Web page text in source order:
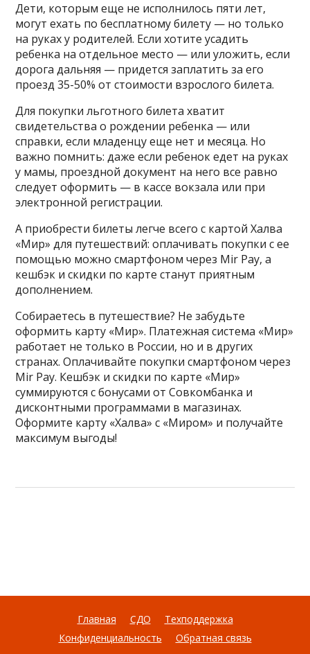
Дети, которым еще не исполнилось пяти лет,
могут ехать по бесплатному билету — но только
на руках у родителей. Если хотите усадить
ребенка на отдельное место — или уложить, если
дорога дальняя — придется заплатить за его
проезд 35-50% от стоимости взрослого билета.
Для покупки льготного билета хватит
свидетельства о рождении ребенка — или
справки, если младенцу еще нет и месяца. Но
важно помнить: даже если ребенок едет на руках
у мамы, проездной документ на него все равно
следует оформить — в кассе вокзала или при
электронной регистрации.
А приобрести билеты легче всего с картой Халва
«Мир» для путешествий: оплачивать покупки с ее
помощью можно смартфоном через Mir Pay, а
кешбэк и скидки по карте станут приятным
дополнением.
Собираетесь в путешествие? Не забудьте
оформить карту «Мир». Платежная система «Мир»
работает не только в России, но и в других
странах. Оплачивайте покупки смартфоном через
Mir Pay. Кешбэк и скидки по карте «Мир»
суммируются с бонусами от Совкомбанка и
дисконтными программами в магазинах.
Оформите карту «Халва» с «Миром» и получайте
максимум выгоды!
Главная СДО
Техподдержка
Конфиденциальность
Обратная связь